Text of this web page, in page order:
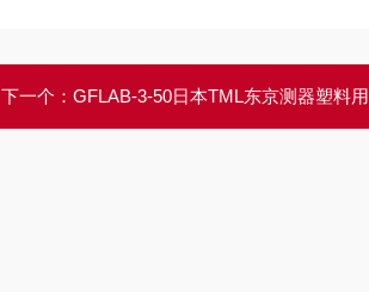
下一个： GFLAB-3-50日本TML东京测器塑料用变形量规应变仪